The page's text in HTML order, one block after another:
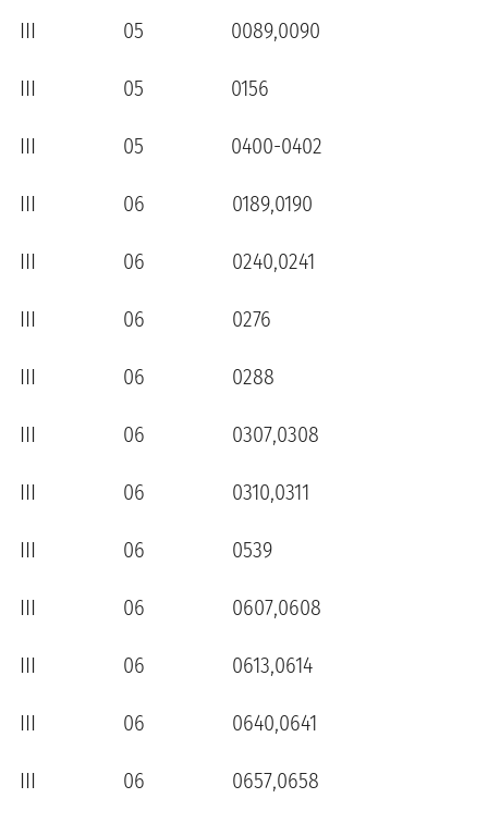
III 05 0089,0090
III 05 0156
III 05 0400-0402
III 06 0189,0190
III 06 0240,0241
III 06 0276
III 06 0288
III 06 0307,0308
III 06 0310,0311
III 06 0539
III 06 0607,0608
III 06 0613,0614
III 06 0640,0641
III 06 0657,0658